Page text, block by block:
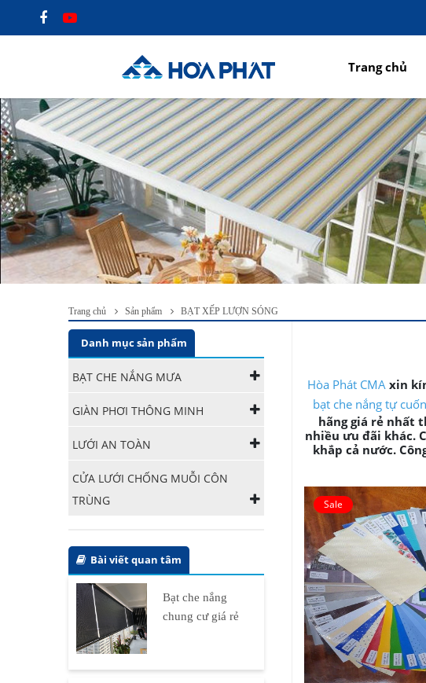
Trang chủ
Trang chủ Sản phẩm BẠT XẾP LƯỢN SÓNG
Danh mục sản phẩm
BẠT CHE NẮNG MƯA
GIÀN PHƠI THÔNG MINH
LƯỚI AN TOÀN
CỬA LƯỚI CHỐNG MUỖI CÔN
TRÙNG
Bài viết quan tâm
Bạt che nắng
chung cư giá rẻ
Hòa Phát CMA xin
bạt che nắng tự cuốn
hãng giá rẻ nhất
nhiều ưu đãi khác.
khắp cả nước.